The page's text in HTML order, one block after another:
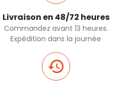
Livraison en 48/72 heures
Commandez avant 13 heures.
Expédition dans la journée